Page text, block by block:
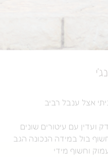
רביב
שונים
הנכונה הגב